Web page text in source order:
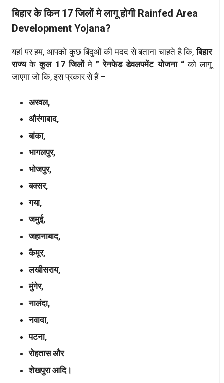
बिहार के किन 17 जिलों मे लागू होगी Rainfed Area
Development Yojana?
यहां पर हम, आपको कुछ बिंदुओं की मदद से बताना चाहते है कि,बिहार
राज्यकेकुल 17 जिलोंमे” रेनफेड डेवलपमेंट योजना “को लागू
जाएगा जो कि, इस प्रकार से हैं –
अरवल,
औरंगाबाद,
बांका,
भागलपुर,
भोजपुर,
बक्सर,
गया,
जमुई,
जहानाबाद,
कैमूर,
लखीसराय,
मुंगेर,
नालंदा,
नवादा,
पटना,
रोहतास और
शेखपुरा आदि।